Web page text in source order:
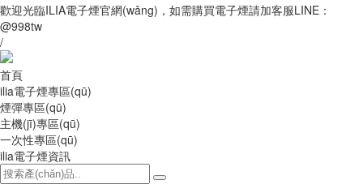
歡迎光臨ILIA電子煙官網(wǎng)，如需購買電子煙請加客服LINE：
@998tw
/
首頁
ilia電子煙專區(qū)
煙彈專區(qū)
主機(jī)專區(qū)
一次性專區(qū)
ilia電子煙資訊